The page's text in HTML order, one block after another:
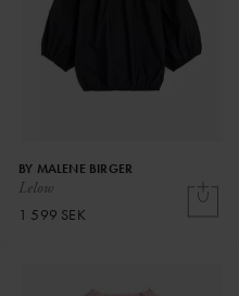
Lelow
BY MALENE BIRGER
1 599 SEK